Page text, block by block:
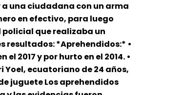
una ciudadana con un arma
en efectivo, para luego
policial que realizaba un
resultados: *Aprehendidos:* •
2017 y por hurto en el 2014. •
Yoel, ecuatoriano de 24 años,
juguete Los aprehendidos